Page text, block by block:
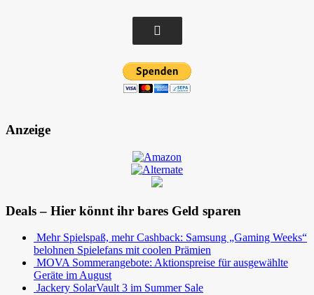
Anzeige
Deals – Hier könnt ihr bares Geld sparen
Mehr Spielspaß, mehr Cashback: Samsung „Gaming Weeks“
belohnen Spielefans mit coolen Prämien
MOVA Sommerangebote: Aktionspreise für ausgewählte
Geräte im August
Jackery SolarVault 3 im Summer Sale